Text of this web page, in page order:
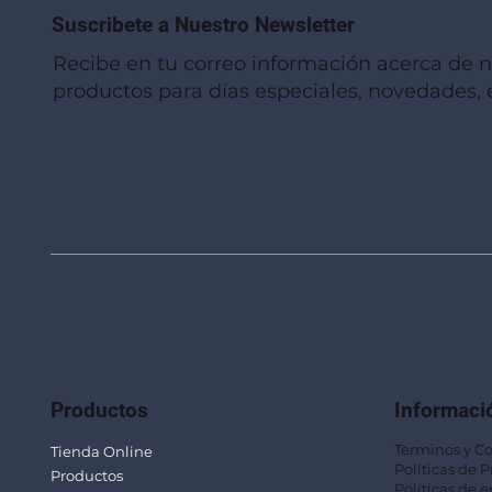
Suscribete a Nuestro Newsletter
Recibe en tu correo información acerca de
productos para días especiales, novedades,
Productos
Tienda Online
Productos
Terminos y
Políticas de